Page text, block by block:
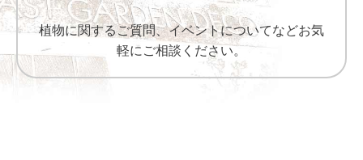
植物に関するご質問、イベントについてなどお気
軽にご相談ください。